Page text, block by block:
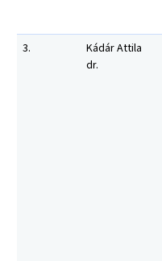
3.
Kádár Attila
dr.